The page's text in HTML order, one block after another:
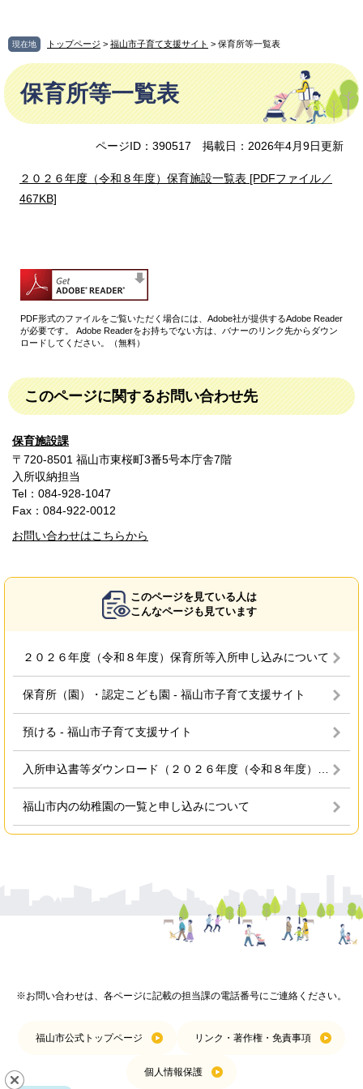
ジ
先
頭
で
ュ
を
飛
ば
現在地 トップページ > 福山市子育て支援サイト > 保育所等一覧表
本
文
保育所等一覧表
ページID：390517 掲載日：2026年4月9日更新
２０２６年度（令和８年度）保育施設一覧表 [PDFファイル／
467KB]
PDF形式のファイルをご覧いただく場合には、Adobe社が提供するAdobe Reader
が必要です。
Adobe Readerをお持ちでない方は、バナーのリンク先からダウン
ロードしてください。（無料）
このページに関するお問い合わせ先
保育施設課
〒720-8501 福山市東桜町3番5号本庁舎7階
入所収納担当
Tel：084-928-1047
Fax：084-922-0012
お問い合わせはこちらから
このページを見ている人は
こんなページも見ています
２０２６年度（令和８年度）保育所等入所申し込みについて
保育所（園）・認定こども園 - 福山市子育て支援サイト
預ける - 福山市子育て支援サイト
福山市内の幼稚園の一覧と申し込みについて
※お問い合わせは、各ページに記載の担当課の電話番号にご連絡ください。
福山市公式トップページ リンク・著作権・免責事項
個人情報保護